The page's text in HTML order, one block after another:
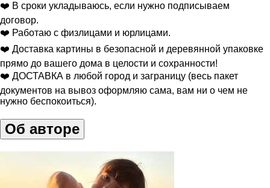
❤️ В сроки укладываюсь, если нужно подписываем
договор.
❤️ Работаю с физлицами и юрлицами.
❤️ Доставка картины в безопасной и деревянной упаковке
прямо до вашего дома в целости и сохранности!
❤️ ДОСТАВКА в любой город и заграницу (весь пакет
документов на вывоз оформляю сама, вам ни о чем не
нужно беспокоиться).
Об авторе